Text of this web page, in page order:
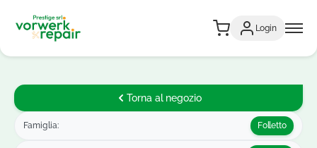
Login
Torna al negozio
Famiglia: Folletto